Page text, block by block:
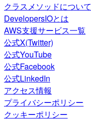
クラスメソッドについて
DevelopersIOとは
AWS支援サービス一覧
公式X(Twitter)
公式YouTube
公式Facebook
公式LinkedIn
アクセス情報
プライバシーポリシー
クッキーポリシー